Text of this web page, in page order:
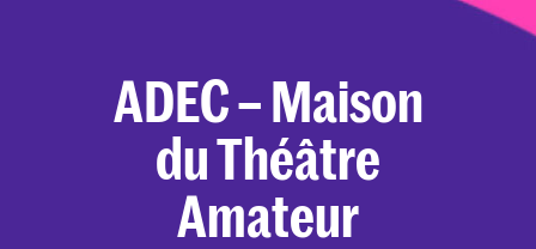
ADEC – Maison
du Théâtre
Amateur